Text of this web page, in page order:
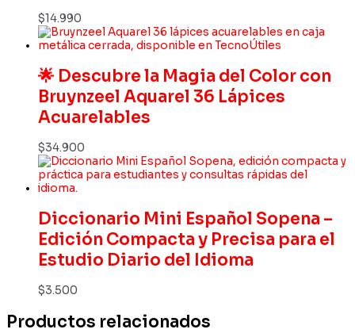
$14.990
🌟 Descubre la Magia del Color con
Bruynzeel Aquarel 36 Lápices
Acuarelables
$34.900
Diccionario Mini Español Sopena –
Edición Compacta y Precisa para el
Estudio Diario del Idioma
$3.500
Productos relacionados